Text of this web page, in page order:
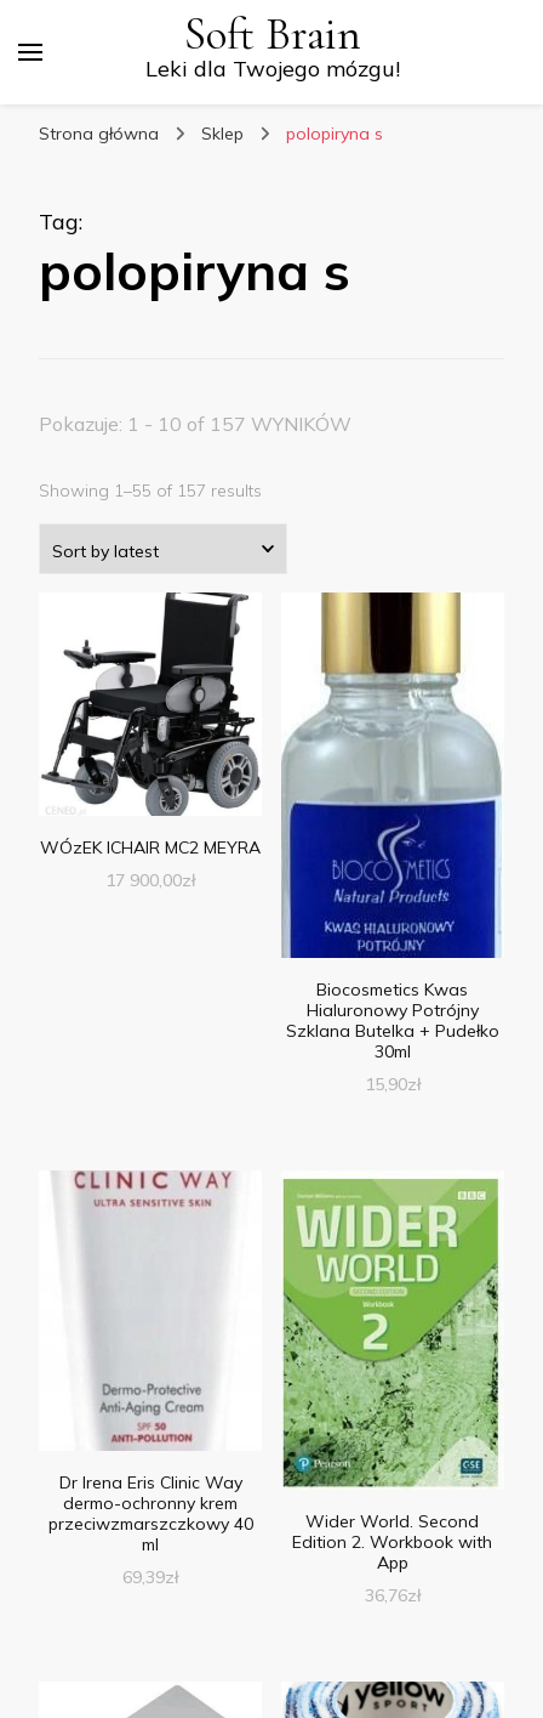
Soft Brain
Leki dla Twojego mózgu!
Strona główna Sklep polopiryna s
Tag:
polopiryna s
Pokazuje: 1 - 10 of 157 WYNIKÓW
Showing 1–55 of 157 results
WÓzEK ICHAIR MC2 MEYRA
17 900,00zł
Biocosmetics Kwas
Hialuronowy Potrójny
Szklana Butelka + Pudełko
30ml
15,90zł
Dr Irena Eris Clinic Way
dermo-ochronny krem
przeciwzmarszczkowy 40
ml
69,39zł
Wider World. Second
Edition 2. Workbook with
App
36,76zł